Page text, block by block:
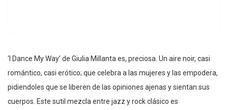
‘I Dance My Way’ de Giulia Millanta es, preciosa. Un aire noir, casi
romántico, casi erótico; que celebra a las mujeres y las empodera,
pidiendoles que se liberen de las opiniones ajenas y sientan sus
cuerpos. Este sutil mezcla entre jazz y rock clásico es